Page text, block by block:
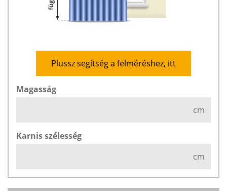
Plussz segítség a felméréshez, itt
Magasság
cm
Karnis szélesség
cm